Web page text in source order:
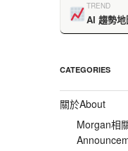
TREND
AI 趨勢地
CATEGORIES
關於About
Morgan相